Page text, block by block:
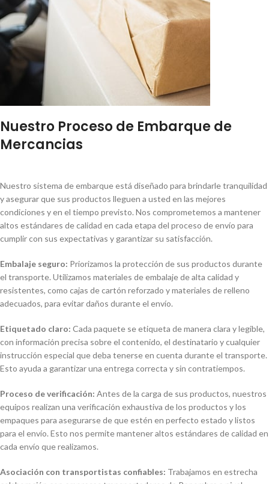
Nuestro Proceso de Embarque de
Mercancias
Nuestro sistema de embarque está diseñado para brindarle tranquilidad
y asegurar que sus productos lleguen a usted en las mejores
condiciones y en el tiempo previsto. Nos comprometemos a mantener
altos estándares de calidad en cada etapa del proceso de envío para
cumplir con sus expectativas y garantizar su satisfacción.
Embalaje seguro: Priorizamos la protección de sus productos durante
el transporte. Utilizamos materiales de embalaje de alta calidad y
resistentes, como cajas de cartón reforzado y materiales de relleno
adecuados, para evitar daños durante el envío.
Etiquetado claro: Cada paquete se etiqueta de manera clara y legible,
con información precisa sobre el contenido, el destinatario y cualquier
instrucción especial que deba tenerse en cuenta durante el transporte.
Esto ayuda a garantizar una entrega correcta y sin contratiempos.
Proceso de verificación: Antes de la carga de sus productos, nuestros
equipos realizan una verificación exhaustiva de los productos y los
empaques para asegurarse de que estén en perfecto estado y listos
para el envío. Esto nos permite mantener altos estándares de calidad en
cada envío que realizamos.
Asociación con transportistas confiables: Trabajamos en estrecha